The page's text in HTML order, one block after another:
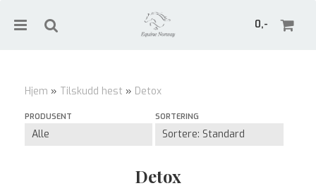
0,-
Hjem » Tilskudd hest » Detox
PRODUSENT SORTERING
Detox